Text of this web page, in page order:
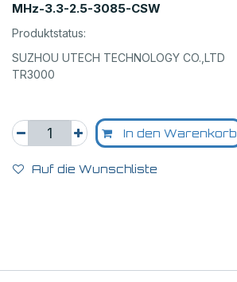
MHz-3.3-2.5-3085-CSW
Produktstatus:
SUZHOU UTECH TECHNOLOGY CO.,LTD
TR3000
In den Warenkorb
Auf die Wunschliste